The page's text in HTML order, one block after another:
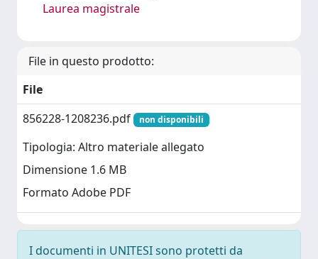
Laurea magistrale
File in questo prodotto:
File
856228-1208236.pdf
non disponibili
Tipologia: Altro materiale allegato
Dimensione 1.6 MB
Formato Adobe PDF
I documenti in UNITESI sono protetti da